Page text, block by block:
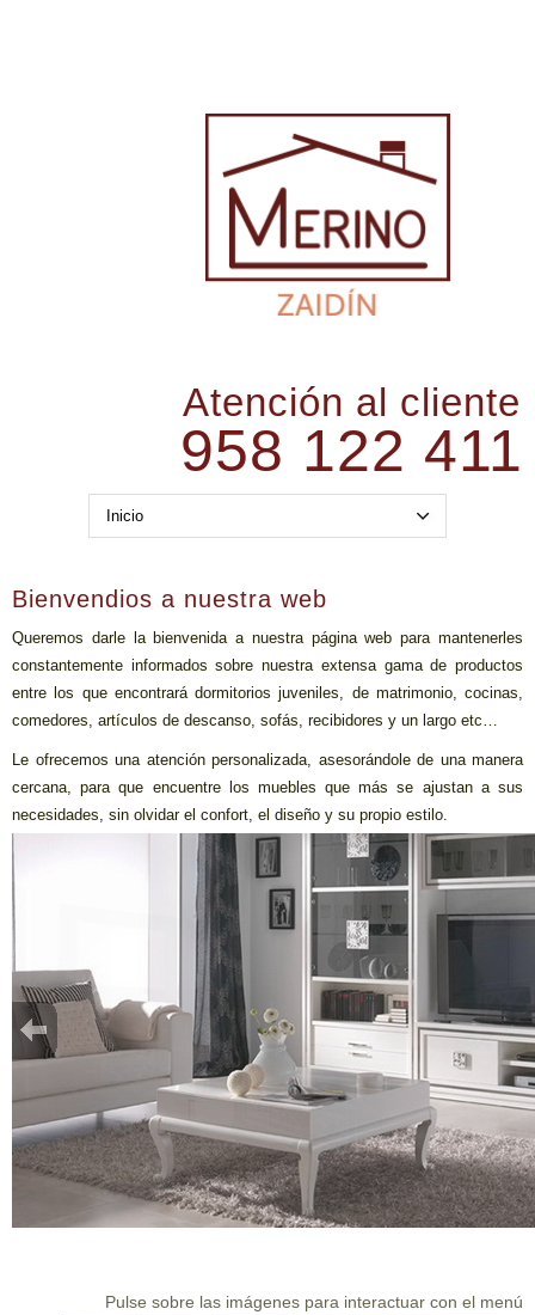
Atención al cliente
958 122 411
Bienvendios a nuestra web
Queremos darle la bienvenida a nuestra página web para mantenerles
constantemente informados sobre nuestra extensa gama de productos
entre los que encontrará dormitorios juveniles, de matrimonio, cocinas,
comedores, artículos de descanso, sofás, recibidores y un largo etc…
Le ofrecemos una atención personalizada, asesorándole de una manera
cercana, para que encuentre los muebles que más se ajustan a sus
necesidades, sin olvidar el confort, el diseño y su propio estilo.
Pulse sobre las imágenes para interactuar con el menú